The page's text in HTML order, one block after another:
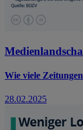
Wie viele
28.02.2025